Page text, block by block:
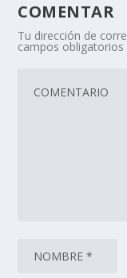
COMENTAR
Tu dirección de
campos